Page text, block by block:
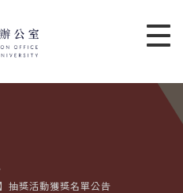
抽獎活動獲獎名單公告